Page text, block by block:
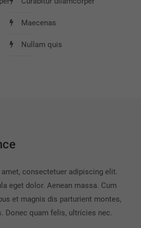
Maecenas
Nullam quis
consectetuer adipiscing elit.
eget dolor. Aenean massa. Cum
et magnis dis parturient montes,
Donec quam felis, ultricies nec.